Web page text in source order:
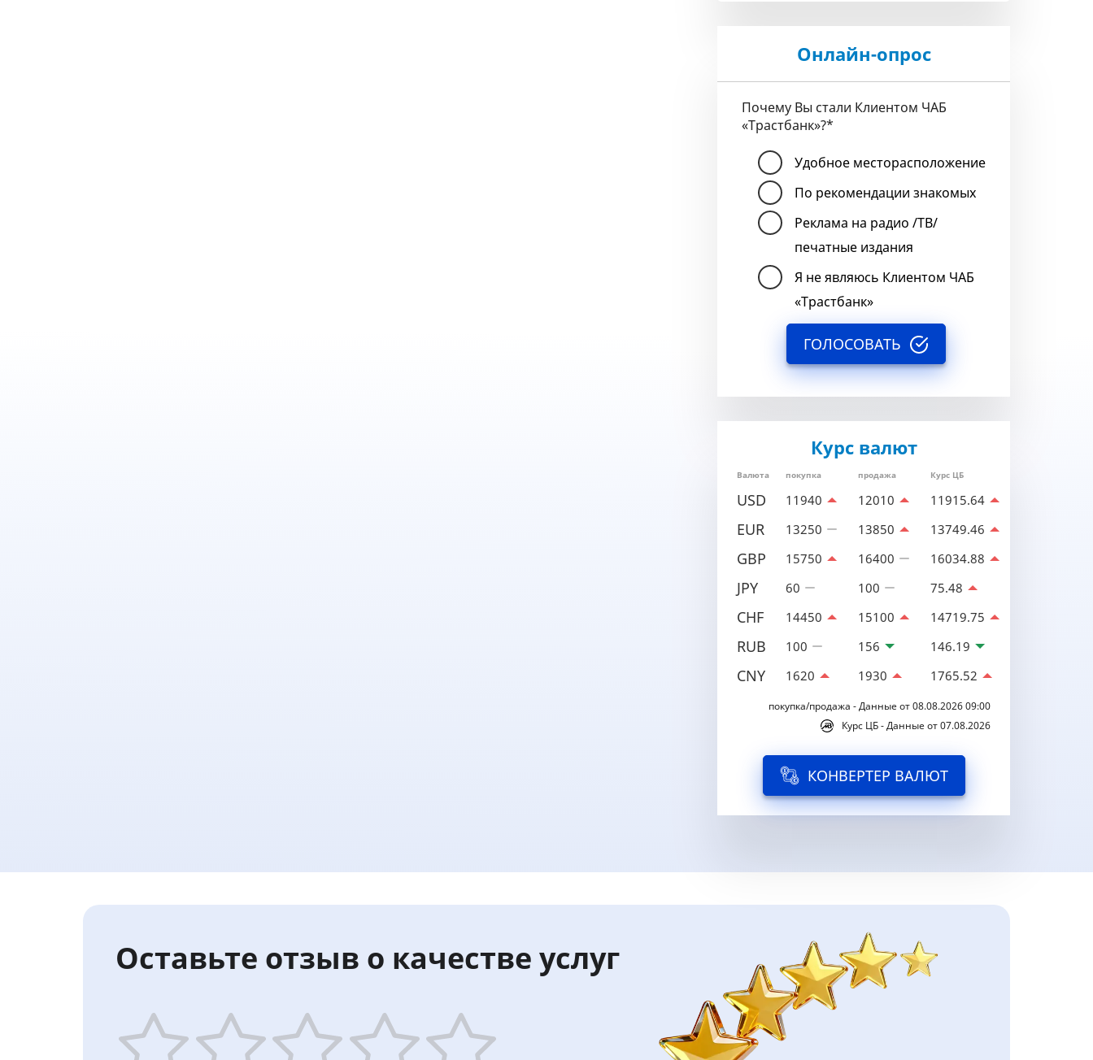
Онлайн-опрос
Почему Вы стали Клиентом ЧАБ
«Трастбанк»?*
Удобное месторасположение
По рекомендации знакомых
Реклама на радио /ТВ/
печатные издания
Я не являюсь Клиентом ЧАБ
«Трастбанк»
ГОЛОСОВАТЬ
Курс валют
Валюта покупка продажа Курс ЦБ
USD 11940 12010 11915.64
EUR 13250 13850 13749.46
GBP 15750 16400 16034.88
JPY 60 100 75.48
CHF 14450 15100 14719.75
RUB 100 156 146.19
CNY 1620 1930 1765.52
покупка/продажа - Данные от 08.08.2026 09:00
Курс ЦБ - Данные от 07.08.2026
КОНВЕРТЕР ВАЛЮТ
Оставьте отзыв о качестве услуг